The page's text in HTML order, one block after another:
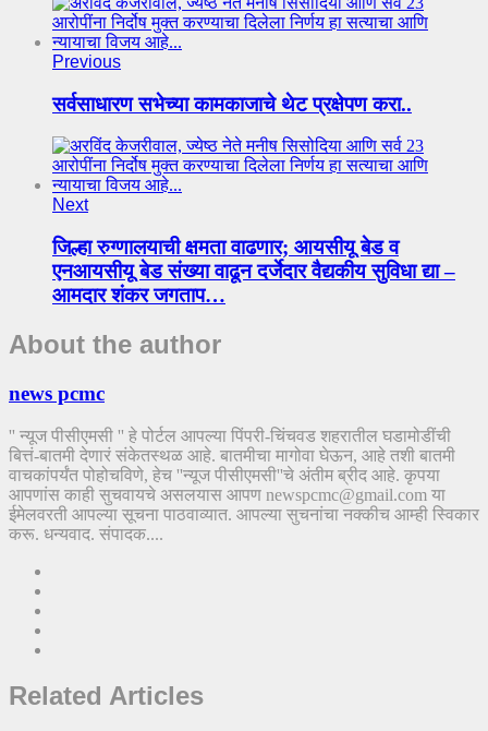
Previous
सर्वसाधारण सभेच्या कामकाजाचे थेट प्रक्षेपण करा..
Next
जिल्हा रुग्णालयाची क्षमता वाढणार; आयसीयू बेड व
एनआयसीयू बेड संख्या वाढून दर्जेदार वैद्यकीय सुविधा द्या –
आमदार शंकर जगताप…
About the author
news pcmc
'' न्यूज पीसीएमसी '' हे पोर्टल आपल्या पिंपरी-चिंचवड शहरातील घडामोडींची
बित्तं-बातमी देणारं संकेतस्थळ आहे. बातमीचा मागोवा घेऊन, आहे तशी बातमी
वाचकांपर्यंत पोहोचविणे, हेच ''न्यूज पीसीएमसी''चे अंतीम ब्रीद आहे. कृपया
आपणांस काही सुचवायचे असलयास आपण newspcmc@gmail.com या
ईमेलवरती आपल्या सूचना पाठवाव्यात. आपल्या सुचनांचा नक्कीच आम्ही स्विकार
करू. धन्यवाद. संपादक....
Related Articles